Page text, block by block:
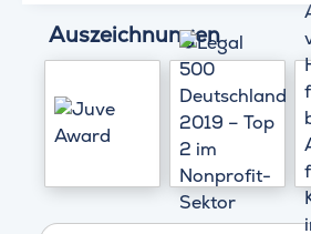
Auszeichnungen